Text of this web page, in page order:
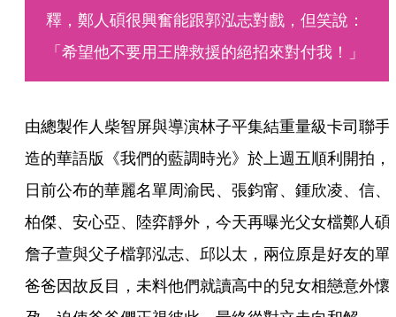
釋，鄭人碩很興奮能跟郭泓志對戲，但笑說：
「希望他不要用王牌救援的絕招來對付我！」
由總製作人柴智屏與導演林子平集結重量級卡司聯手
造的華語版《我們的藍調時光》於上週五順利開拍，
日前公布的華麗名單周渝民、張鈞甯、鍾欣凌、信、
柏傑、安心亞、陸弈靜外，今天再曝光父女檔鄭人碩
詹子萱與父子檔郭泓志、邱以太，兩位原是好友的單
爸爸因故反目，未料他們就讀高中的兒女相戀意外懷